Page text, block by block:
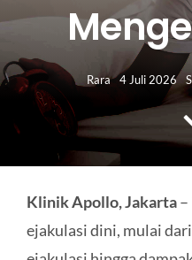
Search
Rara 4 Juli 2026
Klinik Apollo, Jakarta–
ejakulasi dini, mulai